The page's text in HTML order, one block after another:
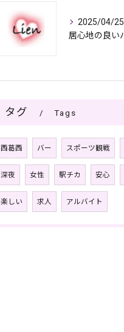
2025/04/25
タグ Tags
西葛西 バー スポーツ観戦
深夜 女性 駅チカ 安心
楽しい 求人 アルバイト